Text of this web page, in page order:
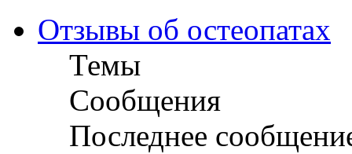
Отзывы об остеопатах
Темы
Сообщения
Последнее